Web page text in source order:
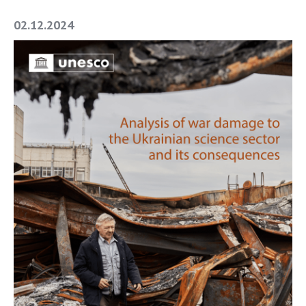
СТРУКТУРА
Президія НАН України
Апарат Президії
Секція фізико-технічних і математичних
Секція хімічних і біологічних наук
Секція суспільних і гуманітарних наук
Установи при Президії
Ради, комітети та комісії
Наукові центри МОН та НАН України
Громадські організації
02.12.2024